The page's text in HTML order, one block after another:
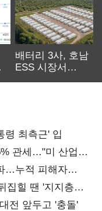
배터리 3사, 호남
ESS 시장서
령 최측근' 입
관세…"미 산업
…누적 피해자
집힐 땐 '지지층
전 앞두고 '충돌'